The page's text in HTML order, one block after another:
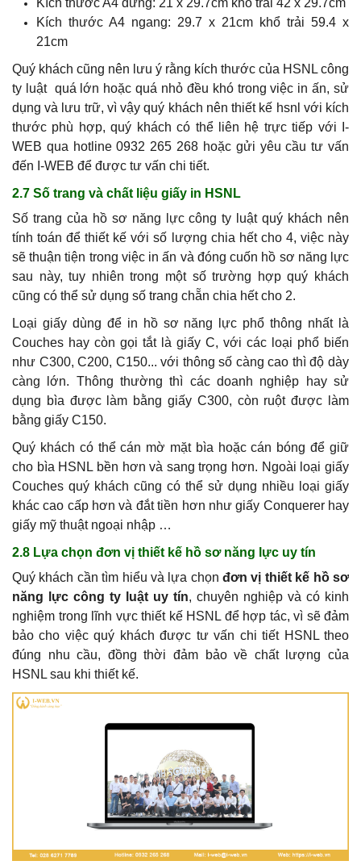
Kích thước A4 đứng: 21 x 29.7cm khổ trải 42 x 29.7cm
Kích thước A4 ngang: 29.7 x 21cm khổ trải 59.4 x
21cm
Quý khách cũng nên lưu ý rằng kích thước của HSNL công
ty luật quá lớn hoặc quá nhỏ đều khó trong việc in ấn, sử
dụng và lưu trữ, vì vậy quý khách nên thiết kế hsnl với kích
thước phù hợp, quý khách có thể liên hệ trực tiếp với I-
WEB qua hotline 0932 265 268 hoặc gửi yêu cầu tư vấn
đến I-WEB để được tư vấn chi tiết.
2.7 Số trang và chất liệu giấy in HSNL
Số trang của hồ sơ năng lực công ty luật quý khách nên
tính toán để thiết kế với số lượng chia hết cho 4, việc này
sẽ thuận tiện trong việc in ấn và đóng cuốn hồ sơ năng lực
sau này, tuy nhiên trong một số trường hợp quý khách
cũng có thể sử dụng số trang chẵn chia hết cho 2.
Loại giấy dùng để in hồ sơ năng lực phổ thông nhất là
Couches hay còn gọi tắt là giấy C, với các loại phổ biến
như C300, C200, C150... với thông số càng cao thì độ dày
càng lớn. Thông thường thì các doanh nghiệp hay sử
dụng bìa được làm bằng giấy C300, còn ruột được làm
bằng giấy C150.
Quý khách có thể cán mờ mặt bìa hoặc cán bóng để giữ
cho bìa HSNL bền hơn và sang trọng hơn. Ngoài loại giấy
Couches quý khách cũng có thể sử dụng nhiều loại giấy
khác cao cấp hơn và đắt tiền hơn như giấy Conquerer hay
giấy mỹ thuật ngoại nhập …
2.8 Lựa chọn đơn vị thiết kế hồ sơ năng lực uy tín
Quý khách cần tìm hiểu và lựa chọnđơn vị thiết kế hồ sơ
năng lực công ty luật uy tín, chuyên nghiệp và có kinh
nghiệm trong lĩnh vực thiết kế HSNL để hợp tác, vì sẽ đảm
bảo cho việc quý khách được tư vấn chi tiết HSNL theo
đúng nhu cầu, đồng thời đảm bảo về chất lượng của
HSNL sau khi thiết kế.